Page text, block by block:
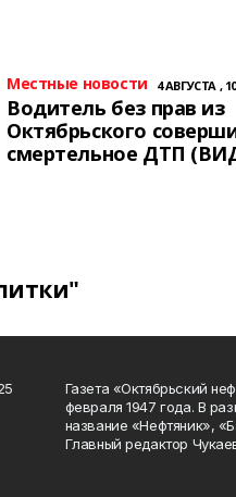
Местные новости 4 АВГУСТА ,
Водитель без прав из
Октябрьского
смертельное ДТП
Газета «Октябрьский
февраля 1947 года. В
название «Нефтяник»,
Главный редактор